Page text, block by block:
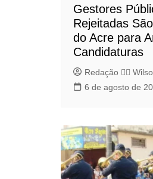
Gestores
Rejeitadas
do Acre para
Candidaturas
Redação 👨‍⚖️​
6 de agosto de